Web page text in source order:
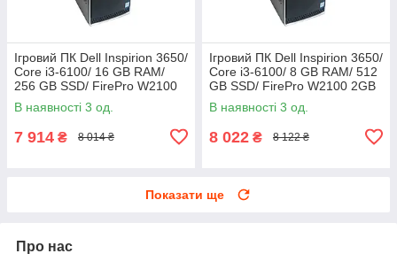
Ігровий ПК Dell Inspirion 3650/
Core i3-6100/ 16 GB RAM/
256 GB SSD/ FirePro W2100
2GB
В наявності 3 од.
7 914 ₴ 8 014 ₴
Ігровий ПК Dell Inspirion 3650/
Core i3-6100/ 8 GB RAM/ 512
GB SSD/ FirePro W2100 2GB
В наявності 3 од.
8 022 ₴ 8 122 ₴
Показати ще
Про нас